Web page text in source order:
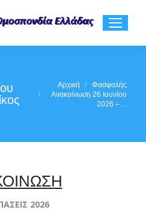
You are here:
Αρχική
Φασφαλής
Ανακοίνωση 26 Ιουνίου
2026 –…
2026